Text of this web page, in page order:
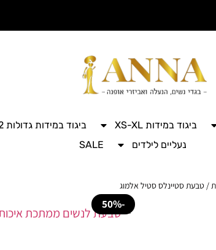
ביגוד במידות XS-XL ביגוד במידות גדולות 42-62
נעליים לילדים
SALE
/ טבעת סטיינלס סטיל אלמוג
-50%